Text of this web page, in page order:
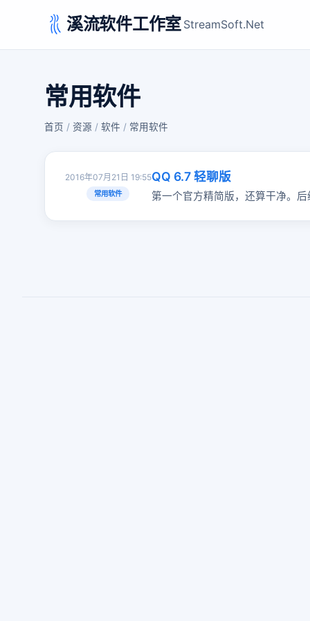
溪流软件工作室 StreamSoft.Net
常用软件
首页 / 资源 / 软件 / 常用软件
2016年07月21日 19:55
常用软件
QQ 6.7 轻聊版